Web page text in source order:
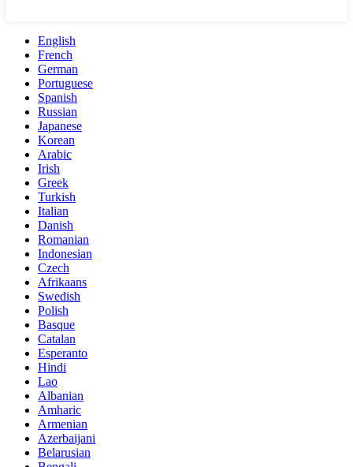
English
French
German
Portuguese
Spanish
Russian
Japanese
Korean
Arabic
Irish
Greek
Turkish
Italian
Danish
Romanian
Indonesian
Czech
Afrikaans
Swedish
Polish
Basque
Catalan
Esperanto
Hindi
Lao
Albanian
Amharic
Armenian
Azerbaijani
Belarusian